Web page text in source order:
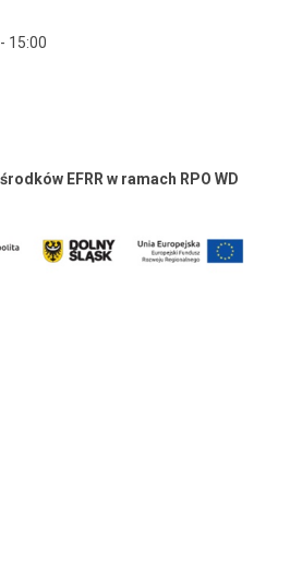
15:00
EFRR w ramach RPO WD